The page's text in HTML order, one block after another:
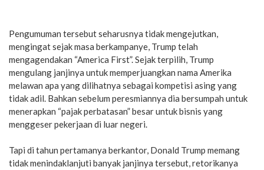
Pengumuman tersebut seharusnya tidak mengejutkan,
mengingat sejak masa berkampanye, Trump telah
mengagendakan “America First”. Sejak terpilih, Trump
mengulang janjinya untuk memperjuangkan nama Amerika
melawan apa yang dilihatnya sebagai kompetisi asing yang
tidak adil. Bahkan sebelum peresmiannya dia bersumpah untuk
menerapkan “pajak perbatasan” besar untuk bisnis yang
menggeser pekerjaan di luar negeri.
Tapi di tahun pertamanya berkantor, Donald Trump memang
tidak menindaklanjuti banyak janjinya tersebut, retorikanya